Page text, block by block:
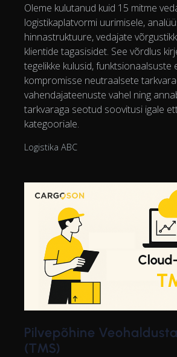
Oleme kulutanud kuid 15 mitme
logistikaplatvormi uurimisele,
hinnastruktuure, vedajate
klientide tagasisidet. See võrdlus
tegelikke kulusid, funktsionaalsuste
kompromisse neutraalsete
vahendajateenuste vahel ning
tarkvaraga seotud soovitusi igale
kategooriale.
Logistika ABC
Pilvepõhine
(TMS)